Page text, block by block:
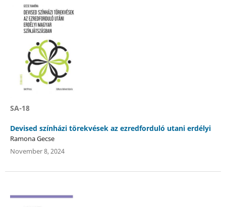
SA-18
Devised színházi törekvések az ezredforduló utani erdélyi
Ramona Gecse
November 8, 2024